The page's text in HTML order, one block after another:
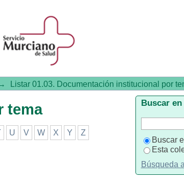
Listar 01.03. Documentación institucional por
tema
U V W X Y Z
Buscar en
Buscar
Esta
Búsqueda